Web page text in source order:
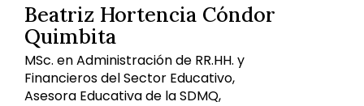
Beatriz Hortencia Cóndor
Quimbita
MSc. en Administración de RR.HH. y
Financieros del Sector Educativo,
Asesora Educativa de la SDMQ,